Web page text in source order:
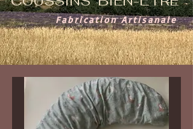
Fabrication Artisanale